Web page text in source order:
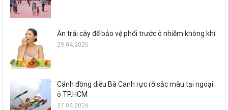
Ăn trái cây để bảo vệ phổi trước ô nhiễm không khí
29.04.2026
Cánh đồng diều Bà Canh rực rỡ sắc màu tại ngoại
ô TP.HCM
27.04.2026